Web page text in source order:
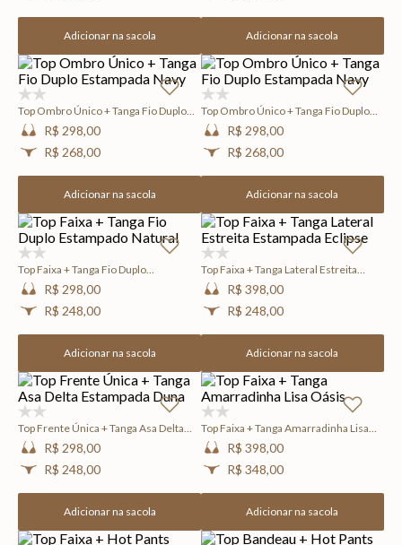
Adicionar na sacola Adicionar na sacola
Top Ombro Único + Tanga Fio Duplo
Estampada Navy
R$ 298,00
R$ 268,00
Adicionar na sacola
Top Ombro Único + Tanga Fio Duplo
Estampada Navy
R$ 298,00
R$ 268,00
Adicionar na sacola
Top Faixa + Tanga Fio Duplo
Estampado Natural
R$ 298,00
R$ 248,00
Adicionar na sacola
Top Faixa + Tanga Lateral Estreita
Estampada Eclipse
R$ 398,00
R$ 248,00
Adicionar na sacola
Top Frente Única + Tanga Asa Delta
Estampada Duna
R$ 298,00
R$ 248,00
Adicionar na sacola
Top Faixa + Tanga Amarradinha Lisa
Oásis
R$ 398,00
R$ 348,00
Adicionar na sacola